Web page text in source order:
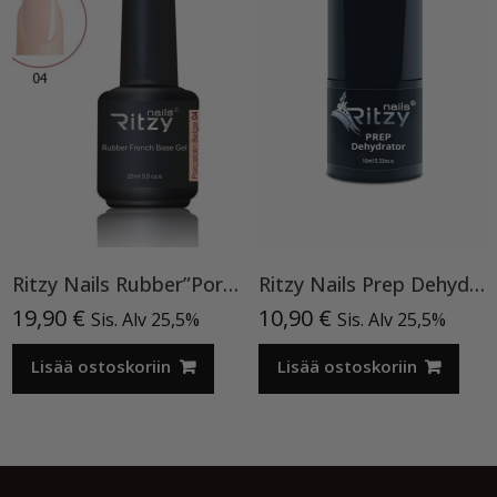
Ritzy Nails Rubber”Porcelain Beige” 04,15ml
19,90 € Sis. Alv 25,5%
Lisää ostoskoriin
Ritzy Nails Prep Dehydrator
10,90 € Sis. Alv 25,5%
Lisää ostoskoriin